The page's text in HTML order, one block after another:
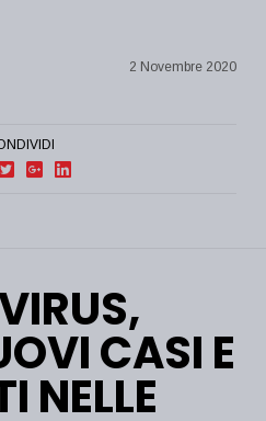
2 Novembre 2020
CASI E
NELLE